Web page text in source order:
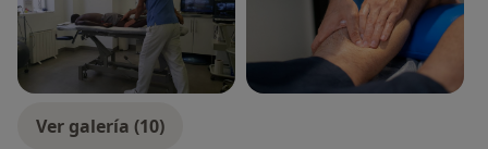
Ver galería (10)